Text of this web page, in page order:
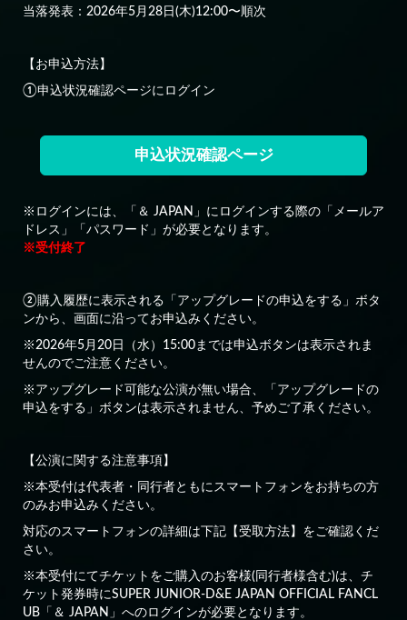
当落発表：2026年5月28日(木)12:00〜順次
【お申込方法】
①申込状況確認ページにログイン
申込状況確認ページ
※ログインには、「＆ JAPAN」にログインする際の「メールア
ドレス」「パスワード」が必要となります。
※受付終了
②購入履歴に表示される「アップグレードの申込をする」ボタ
ンから、画面に沿ってお申込みください。
※2026年5月20日（水）15:00までは申込ボタンは表示されま
せんのでご注意ください。
※アップグレード可能な公演が無い場合、「アップグレードの
申込をする」ボタンは表示されません、予めご了承ください。
【公演に関する注意事項】
※本受付は代表者・同行者ともにスマートフォンをお持ちの方
のみお申込みください。
対応のスマートフォンの詳細は下記【受取方法】をご確認くだ
さい。
※本受付にてチケットをご購入のお客様(同行者様含む)は、チ
ケット発券時にSUPER JUNIOR-D&E JAPAN OFFICIAL FANCL
UB「＆ JAPAN」へのログインが必要となります。